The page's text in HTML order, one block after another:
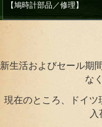
【鳩時計部品／修理】
新生活およびセール期
な
現在のところ、ドイ